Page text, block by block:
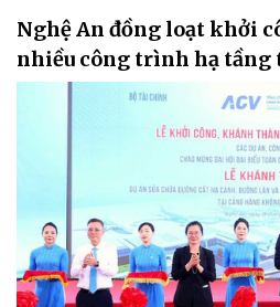
Nghệ An đồng loạt khởi
nhiều công trình hạ tầng